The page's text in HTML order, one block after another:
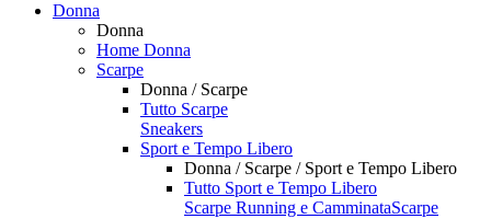
Donna
Donna
Home Donna
Scarpe
Donna / Scarpe
Tutto Scarpe
Sneakers
Sport e Tempo Libero
Donna / Scarpe / Sport e Tempo Libero
Tutto Sport e Tempo Libero
Scarpe Running e CamminataScarpe